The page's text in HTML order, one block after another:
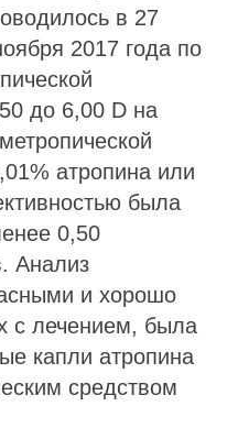
в 27
2017 года по
до 6,00 D на
атропина или
была
0,50
Анализ
и хорошо
с лечением, была
капли атропина
средством